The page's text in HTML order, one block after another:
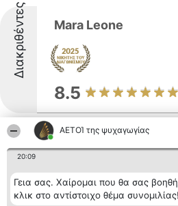
ΑΕΤΟΊ της ψυχαγωγίας
20:09
Γεια σας. Χαίρομαι που θα σας
κλικ στο αντίστοιχο θέμα
Διακριθέντες Mara Leone
8.5